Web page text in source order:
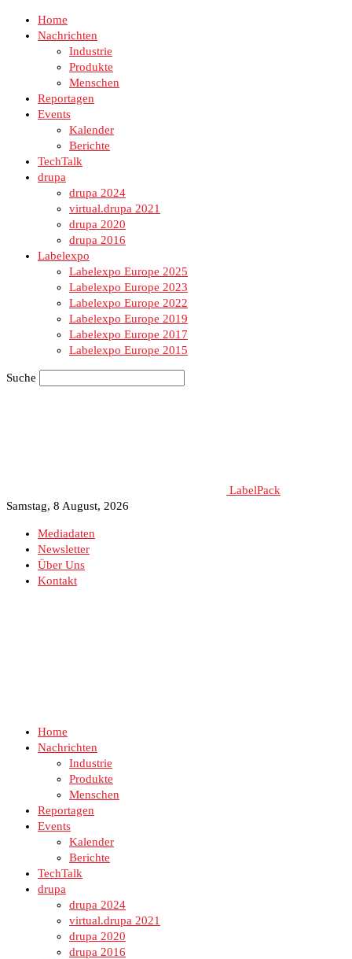
Home
Nachrichten
Industrie
Produkte
Menschen
Reportagen
Events
Kalender
Berichte
TechTalk
drupa
drupa 2024
virtual.drupa 2021
drupa 2020
drupa 2016
Labelexpo
Labelexpo Europe 2025
Labelexpo Europe 2023
Labelexpo Europe 2022
Labelexpo Europe 2019
Labelexpo Europe 2017
Labelexpo Europe 2015
Suche
LabelPack
Samstag, 8 August, 2026
Mediadaten
Newsletter
Über Uns
Kontakt
Home
Nachrichten
Industrie
Produkte
Menschen
Reportagen
Events
Kalender
Berichte
TechTalk
drupa
drupa 2024
virtual.drupa 2021
drupa 2020
drupa 2016